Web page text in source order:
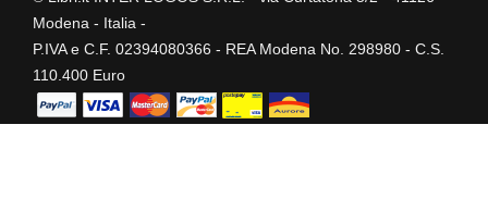
Modena - Italia -
P.IVA e C.F. 02394080366 - REA Modena No. 298980 - C.S.
110.400 Euro